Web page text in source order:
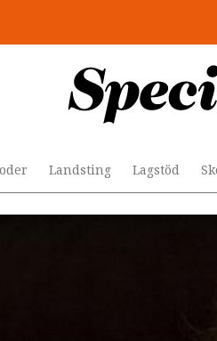
Landsting Lagstöd